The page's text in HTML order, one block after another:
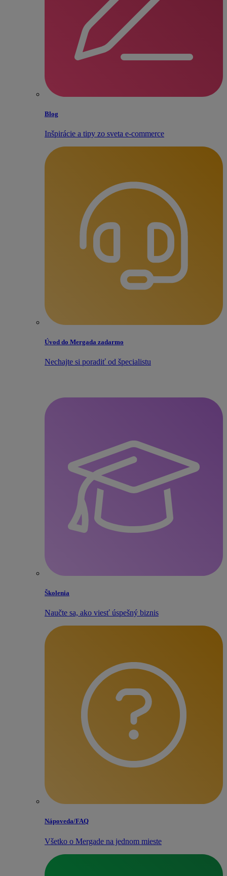
Blog
Inšpirácie a tipy zo sveta e‑commerce
Úvod do Mergada zadarmo
Nechajte si poradiť od špecialistu
Školenia
Naučte sa, ako viesť úspešný biznis
Nápoveda/​FAQ
Všetko o Mergade na jednom mieste